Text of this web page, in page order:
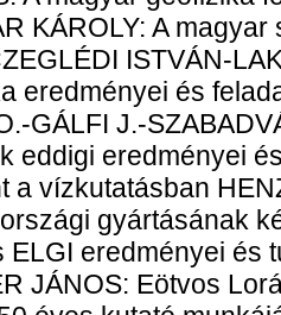
KÁROLY: A
ISTVÁN-
eredményei és
GÁLFI J.-
eddigi eredményei
a vízkutatásban
gyártásának
ELGI eredményei és
JÁNOS: Eötvos